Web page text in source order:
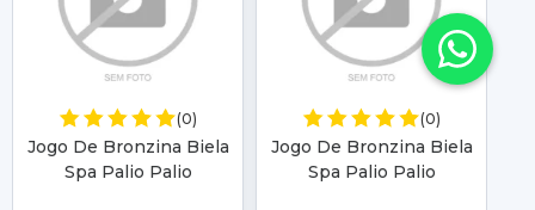
(0)
Jogo De Bronzina Biela
Spa Palio Palio
(0)
Jogo De Bronzina Biela
Spa Palio Palio